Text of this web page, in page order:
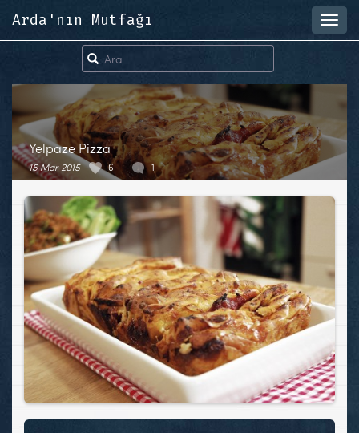
Arda'nın Mutfağı
Yelpaze Pizza
15 Mar 2015 6 1